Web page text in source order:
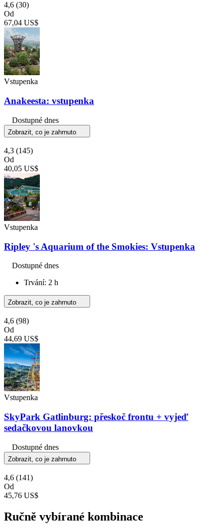
4,6 (30)
Od
67,04 US$
Vstupenka
Anakeesta: vstupenka
Dostupné dnes
Zobrazit, co je zahrnuto
4,3 (145)
Od
40,05 US$
Vstupenka
Ripley 's Aquarium of the Smokies: Vstupenka
Dostupné dnes
Trvání: 2 h
Zobrazit, co je zahrnuto
4,6 (98)
Od
44,69 US$
Vstupenka
SkyPark Gatlinburg: přeskoč frontu + vyjeď
sedačkovou lanovkou
Dostupné dnes
Zobrazit, co je zahrnuto
4,6 (141)
Od
45,76 US$
Ručně vybírané kombinace